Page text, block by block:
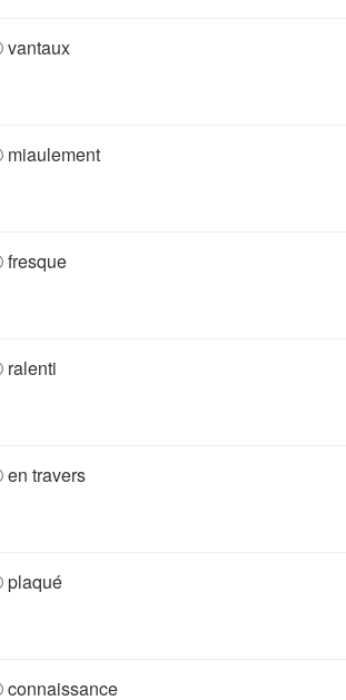
vantaux
miaulement
fresque
ralenti
en travers
plaqué
connaissance